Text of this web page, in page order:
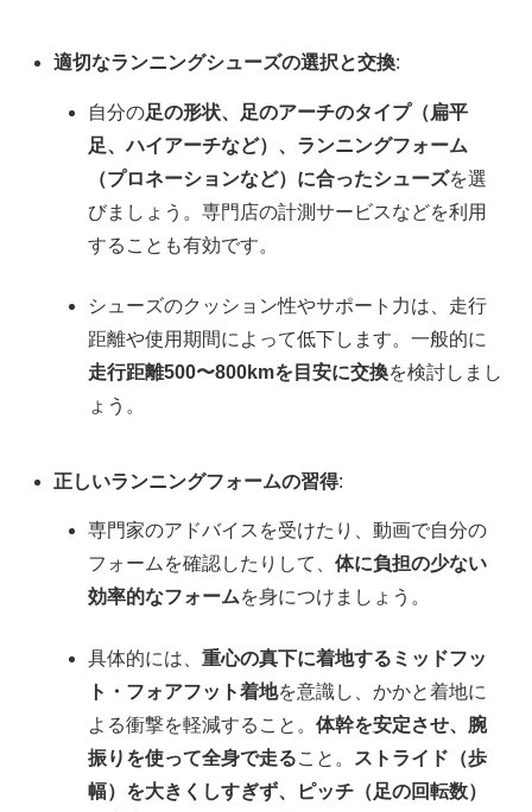
適切なランニングシューズの選択と交換:
自分の足の形状、足のアーチのタイプ（扁平
足、ハイアーチなど）、ランニングフォーム
（プロネーションなど）に合ったシューズを選
びましょう。専門店の計測サービスなどを利用
することも有効です。
シューズのクッション性やサポート力は、走行
距離や使用期間によって低下します。一般的に
走行距離500〜800kmを目安に交換を検討しまし
ょう。
正しいランニングフォームの習得:
専門家のアドバイスを受けたり、動画で自分の
フォームを確認したりして、体に負担の少ない
効率的なフォームを身につけましょう。
具体的には、重心の真下に着地するミッドフッ
ト・フォアフット着地を意識し、かかと着地に
よる衝撃を軽減すること。体幹を安定させ、腕
振りを使って全身で走ること。 ストライド（歩
幅）を大きくしすぎず、ピッチ（足の回転数）